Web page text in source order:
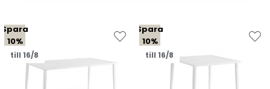
Spara
10%
till 16/8
Spara
10%
till 16/8